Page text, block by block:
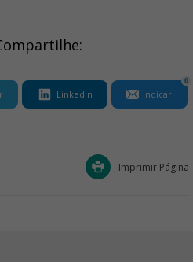
LinkedIn Indicar
0
Imprimir Página